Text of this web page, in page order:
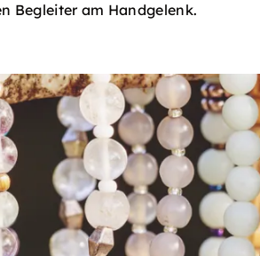
Begleiter am Handgelenk.